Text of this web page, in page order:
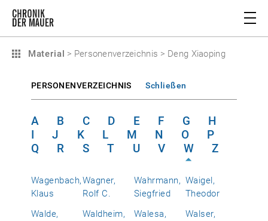
Material > Personenverzeichnis > Deng Xiaoping
PERSONENVERZEICHNIS Schließen
A B C D E F G
H
I
J K L M N O
P
Q
R S T U V W Z
Wagenbach,
Klaus
Wagner,
Rolf C.
Wahrmann,
Siegfried
Waigel,
Theodor
Walde,
Waldheim,
Walesa,
Walser,